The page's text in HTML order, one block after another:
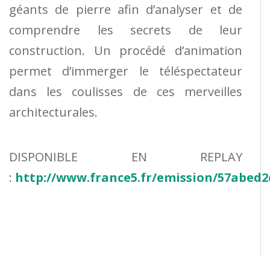
géants de pierre afin d’analyser et de
comprendre les secrets de leur
construction. Un procédé d’animation
permet d’immerger le téléspectateur
dans les coulisses de ces merveilles
architecturales.
DISPONIBLE EN REPLAY
: http://www.france5.fr/emission/